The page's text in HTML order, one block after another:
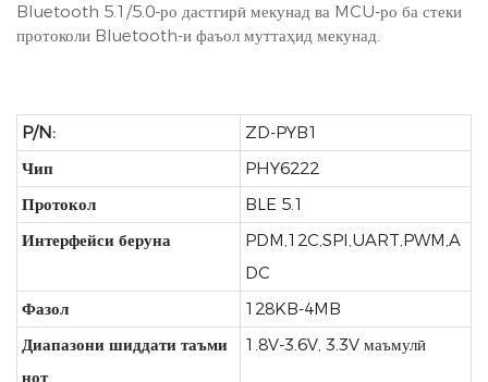
Bluetooth 5.1/5.0-ро дастгирӣ мекунад ва MCU-ро ба стеки
протоколи Bluetooth-и фаъол муттаҳид мекунад.
P/N:
ZD-PYB1
Чип
PHY6222
Протокол
BLE 5.1
Интерфейси беруна
PDM,12C,SPI,UART,PWM,A
DC
Фазол
128KB-4MB
Диапазони шиддати таъми
нот
1.8V-3.6V, 3.3V маъмулӣ